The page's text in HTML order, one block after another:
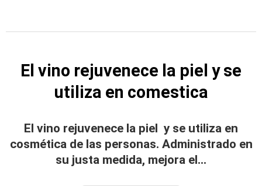
El vino rejuvenece la piel y se
utiliza en comestica
El vino rejuvenece la piel y se utiliza en
cosmética de las personas. Administrado en
su justa medida, mejora el...